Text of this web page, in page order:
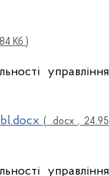
Кб )
управління
( .docx , 24.95
управління